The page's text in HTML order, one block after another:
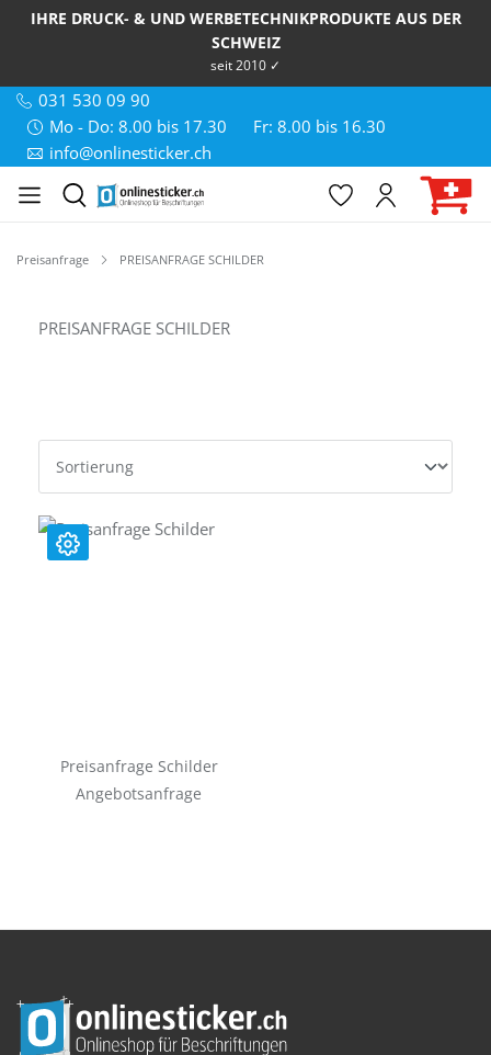
IHRE DRUCK- & UND WERBETECHNIKPRODUKTE AUS DER
SCHWEIZ
seit 2010 ✓
031 530 09 90
Mo - Do: 8.00 bis 17.30
Fr: 8.00 bis 16.30
info@onlinesticker.ch
Preisanfrage PREISANFRAGE SCHILDER
PREISANFRAGE SCHILDER
Preisanfrage Schilder
Angebotsanfrage